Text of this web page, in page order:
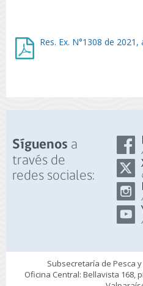
Res. Ex. N°1308 de
Síguenos a
través de
redes sociales:
Subsecretaría de Pesca y
Oficina Central: Bellavista 168,